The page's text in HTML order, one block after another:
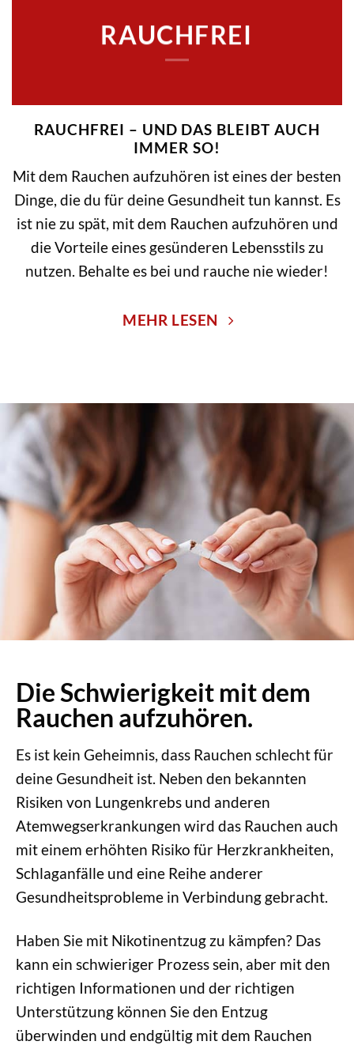
RAUCHFREI
RAUCHFREI – UND DAS BLEIBT AUCH
IMMER SO!
Mit dem Rauchen aufzuhören ist eines der besten
Dinge, die du für deine Gesundheit tun kannst. Es
ist nie zu spät, mit dem Rauchen aufzuhören und
die Vorteile eines gesünderen Lebensstils zu
nutzen. Behalte es bei und rauche nie wieder!
MEHR LESEN
Die Schwierigkeit mit dem
Rauchen aufzuhören.
Es ist kein Geheimnis, dass Rauchen schlecht für
deine Gesundheit ist. Neben den bekannten
Risiken von Lungenkrebs und anderen
Atemwegserkrankungen wird das Rauchen auch
mit einem erhöhten Risiko für Herzkrankheiten,
Schlaganfälle und eine Reihe anderer
Gesundheitsprobleme in Verbindung gebracht.
Haben Sie mit Nikotinentzug zu kämpfen? Das
kann ein schwieriger Prozess sein, aber mit den
richtigen Informationen und der richtigen
Unterstützung können Sie den Entzug
überwinden und endgültig mit dem Rauchen